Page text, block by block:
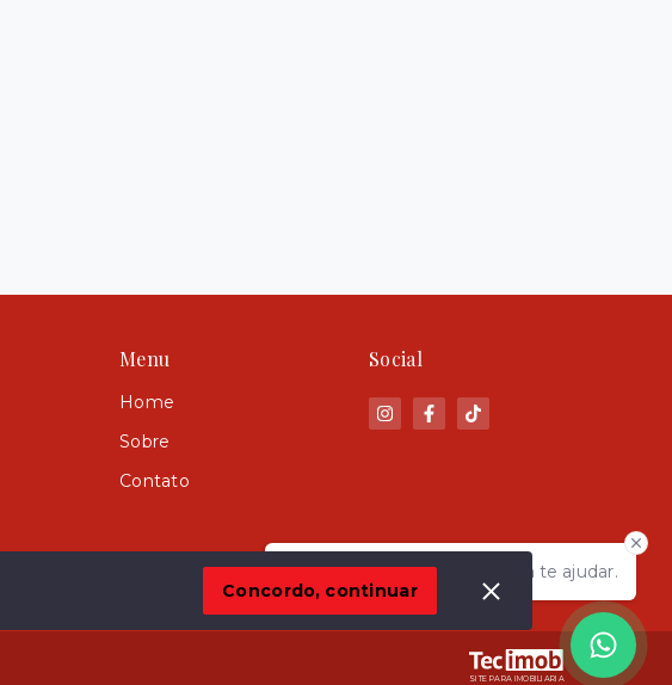
Olá! Estamos disponíveis para te ajudar.
Menu
Home
Sobre
Contato
Social
SITE PARA IMOBILIARIA
Concordo, continuar